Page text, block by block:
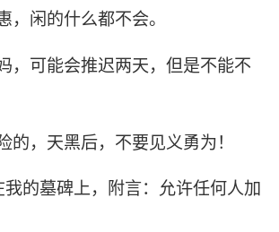
，闲的什么都不会。
，可能会推迟两天，但是不能不
的，天黑后，不要见义勇为！
的墓碑上，附言：允许任何人加